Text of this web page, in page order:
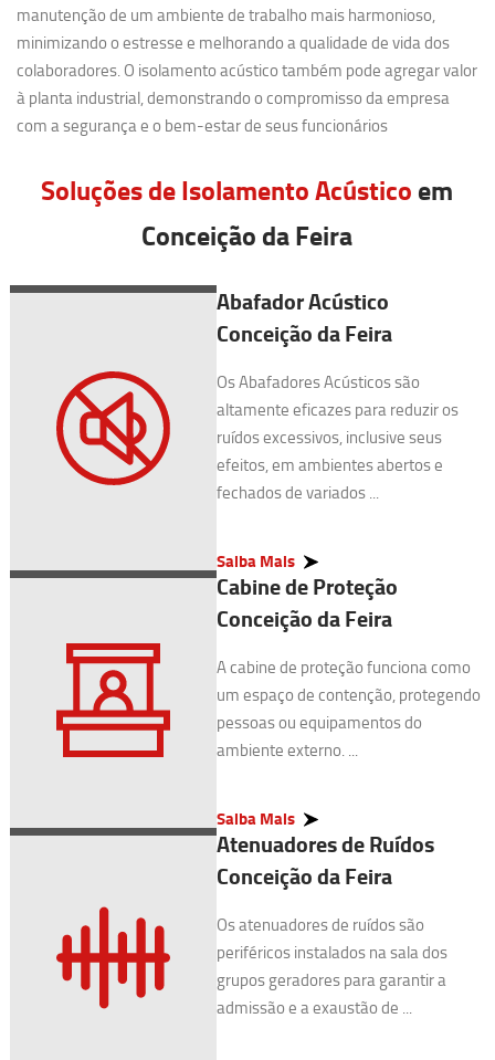
manutenção de um ambiente de trabalho mais harmonioso,
minimizando o estresse e melhorando a qualidade de vida dos
colaboradores. O isolamento acústico também pode agregar valor
à planta industrial, demonstrando o compromisso da empresa
com a segurança e o bem-estar de seus funcionários
Soluções de Isolamento Acústico em
Conceição da Feira
Abafador Acústico
Conceição da Feira
Os Abafadores Acústicos são
altamente eficazes para reduzir os
ruídos excessivos, inclusive seus
efeitos, em ambientes abertos e
fechados de variados ...
Saiba Mais
Cabine de Proteção
Conceição da Feira
A cabine de proteção funciona como
um espaço de contenção, protegendo
pessoas ou equipamentos do
ambiente externo. ...
Saiba Mais
Atenuadores de Ruídos
Conceição da Feira
Os atenuadores de ruídos são
periféricos instalados na sala dos
grupos geradores para garantir a
admissão e a exaustão de ...